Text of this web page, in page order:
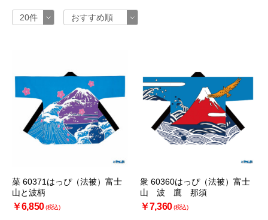
菜 60371はっぴ（法被）富士
山と波柄
￥6,850(税込)
衆 60360はっぴ（法被）富士
山 波 鷹 那須
￥7,360(税込)